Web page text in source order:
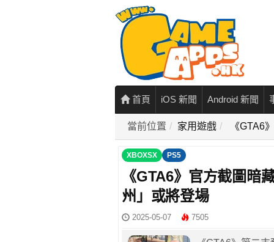
首頁 iOS 新聞 Android 新聞
當前位置 家用遊戲 《GTA6
XBOXSX PS5
《GTA6》官方截圖
州」或將登場
2025-05-07 7505